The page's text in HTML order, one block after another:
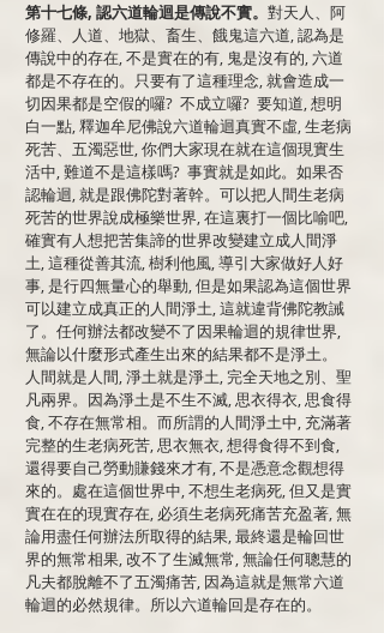
第十七條, 認六道輪迴是傳說不實。 對天人、阿
修羅、人道、地獄、畜生、餓鬼這六道, 認為是
傳說中的存在, 不是實在的有, 鬼是沒有的, 六道
都是不存在的。只要有了這種理念, 就會造成一
切因果都是空假的囉? 不成立囉? 要知道, 想明
白一點, 釋迦牟尼佛說六道輪迴真實不虛, 生老病
死苦、五濁惡世, 你們大家現在就在這個現實生
活中, 難道不是這樣嗎? 事實就是如此。如果否
認輪迴, 就是跟佛陀對著幹。可以把人間生老病
死苦的世界說成極樂世界, 在這裏打一個比喻吧,
確實有人想把苦集諦的世界改變建立成人間淨
土, 這種從善其流, 樹利他風, 導引大家做好人好
事, 是行四無量心的舉動, 但是如果認為這個世界
可以建立成真正的人間淨土, 這就違背佛陀教誡
了。任何辦法都改變不了因果輪迴的規律世界,
無論以什麼形式產生出來的結果都不是淨土。
人間就是人間, 淨土就是淨土, 完全天地之別、聖
凡兩界。因為淨土是不生不滅, 思衣得衣, 思食得
食, 不存在無常相。而所謂的人間淨土中, 充滿著
完整的生老病死苦, 思衣無衣, 想得食得不到食,
還得要自己勞動賺錢來才有, 不是憑意念觀想得
來的。處在這個世界中, 不想生老病死, 但又是實
實在在的現實存在, 必須生老病死痛苦充盈著, 無
論用盡任何辦法所取得的結果, 最終還是輪回世
界的無常相果, 改不了生滅無常, 無論任何聰慧的
凡夫都脫離不了五濁痛苦, 因為這就是無常六道
輪迴的必然規律。所以六道輪回是存在的。